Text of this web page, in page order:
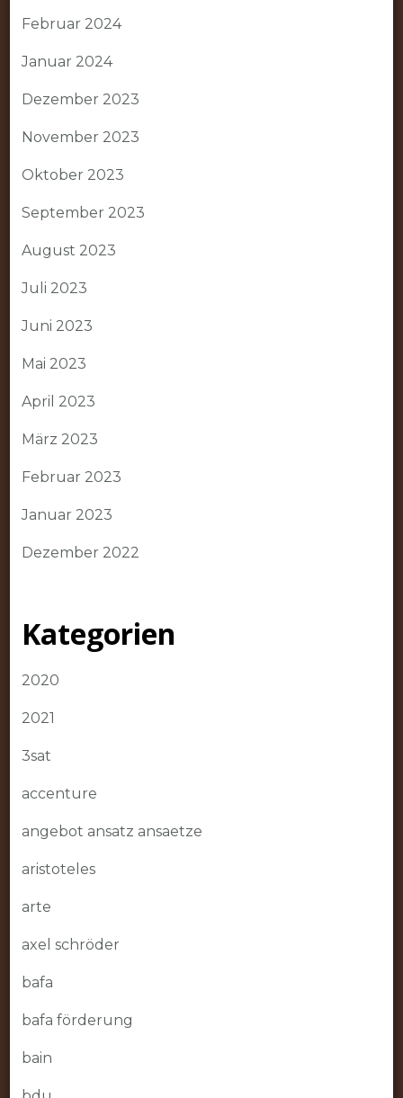
Februar 2024
Januar 2024
Dezember 2023
November 2023
Oktober 2023
September 2023
August 2023
Juli 2023
Juni 2023
Mai 2023
April 2023
März 2023
Februar 2023
Januar 2023
Dezember 2022
Kategorien
2020
2021
3sat
accenture
angebot ansatz ansaetze
aristoteles
arte
axel schröder
bafa
bafa förderung
bain